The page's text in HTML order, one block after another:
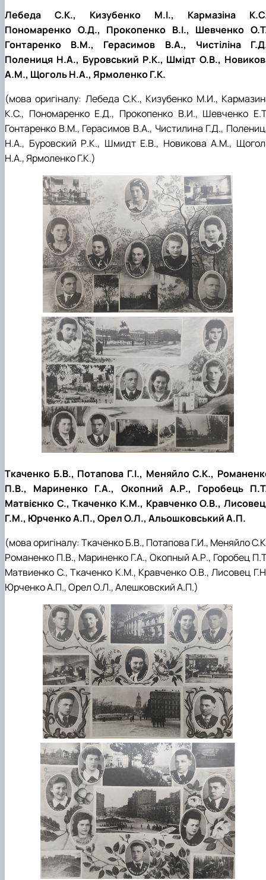
Лебеда С.К., Кизубенко М.І., Кармазіна
Пономаренко О.Д., Прокопенко В.І., Шевченко
Гонтаренко В.М., Герасимов В.А., Чистіліна
Полениця Н.А., Буровський Р.К., Шмідт О.В.,
А.М., Щоголь Н.А., Ярмоленко Г.К.
(мова оригіналу: Лебеда С.К., Кизубенко М.И.,
К.С., Пономаренко Е.Д., Прокопенко В.И., Шевченко
Гонтаренко В.М., Герасимов В.А., Чистилина Г.Д.,
Н.А., Буровский Р.К., Шмидт Е.В., Новикова А.М.,
Н.А., Ярмоленко Г.К.)
Ткаченко Б.В., Потапова Г.І., Меняйло С.К.,
П.В., Мариненко Г.А., Окопний А.Р., Горобець
Матвієнко С., Ткаченко К.М., Кравченко О.В.,
Г.М., Юрченко А.П., Орел О.Л., Альошковський А.П.
(мова оригіналу: Ткаченко Б.В., Потапова Г.И., Меняйло
Романенко П.В., Мариненко Г.А., Окопный А.Р., Горобец
Матвиенко С., Ткаченко К.М., Кравченко О.В., Лисовец
Юрченко А.П., Орел О.Л., Алешковский А.П.)